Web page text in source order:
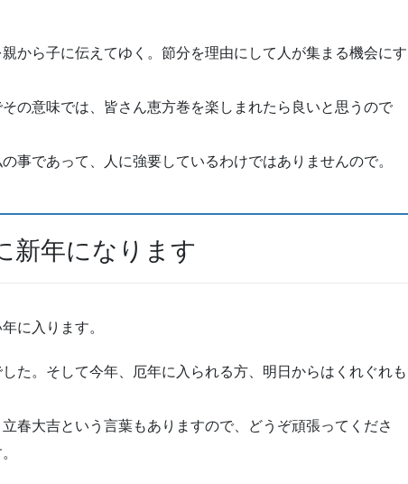
から子に伝えてゆく。節分を理由にして人が集まる機会にす
の意味では、皆さん恵方巻を楽しまれたら良いと思うので
事であって、人に強要しているわけではありませんので。
新年になります
に入ります。
た。そして今年、厄年に入られる方、明日からはくれぐれも
春大吉という言葉もありますので、どうぞ頑張ってくださ